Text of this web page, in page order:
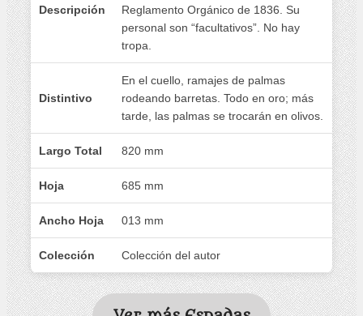
Descripción
Reglamento Orgánico de 1836. Su
personal son “facultativos”. No hay
tropa.
Distintivo
En el cuello, ramajes de palmas
rodeando barretas. Todo en oro; más
tarde, las palmas se trocarán en olivos.
Largo Total 820 mm
Hoja 685 mm
Ancho Hoja 013 mm
Colección Colección del autor